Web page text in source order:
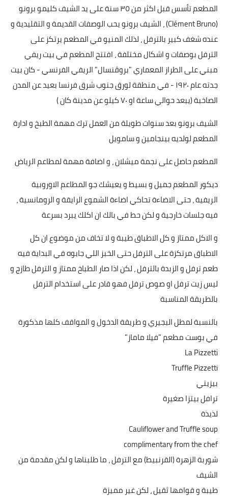
المطعم تأسس قبل اكثر من ٣٥ سنة على يد الشيف كليمو برونو
(Clément Bruno) ، الشيف برونو يحب الوصفات القديمة و التقليدية و
عنده شغف كبير بالترفل ، لذلك المنيو في المطعم يرتكز على
الترفل بوصفات و اشكال مختلفة ، افتتح المطعم في بيت ريفي
مبني على الطراز المعماري "بروڤنسال" الريفي الفرنسي - كان بيت
جدته عام ١٩٢٠ - في منطقة لورق جنوب شرق فرنسا بعيد عن المدن
الصاخبة (يبعد حوالي ساعة او ٧٠ كيلو عن مدينة كان )
الشيف برونو بعد سنوات طويلة من العمل ترك مهمة الطبخ و ادارة
المطعم لولديه بينجامين و سامويل
المطعم حاصل على نجمة ميشلان ، و اضافة مهمة لمطاعم الرياض
ديكور المطعم جميل و بسيط و يعيشك جو المطاعم الاوروبية
الريفية ، حتى الاضاءة تحاكي اضاءة الشموع الرايقة و الرومانسية ،
فيه جلسات خارجية و لكن حط في بالك ان اكلك يبرد بسرعة
و الاكل ممتاز و كل الاطباق طيبة و لا تخاف من موضوع ان كل
الاطباق مرتكزة على الترفل حتى الخبز اللي جابوه في البداية فيه
طعم ترفل و الزبدة بالترفل ، لكن اذا صار الطباخ ممتاز و الترفل طازج و
ليس زيت ترفل او صوص ترفل فهو قادر على استخدام الترفل
بالطريقة المناسبة
بالنسبة لمطل البجيري و طريقة الدخول و المواقف كلها مذكورة
في بوست مطعم "فيلا ماماز"
La Pizzetti
Truffle Pizzetti
بيزيتي
ترافل بيتزا صغيرة
لذيذة
Cauliflower and Truffle soup
complimentary from the chef
شوربة الزهرة (القرنبيط) مع الترفل ، ما طلبناها و لكن مقدمة من
الشيف
طيبة و قوامها ثقيل ، لكن غير مميزة